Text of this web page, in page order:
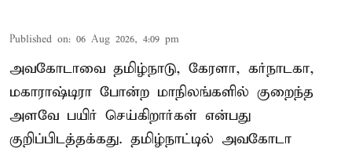
Published on: 06 Aug 2026, 4:09 pm
அவகோடாவை தமிழ்நாடு, கேரளா, கர்நாடகா,
மகாராஷ்டிரா போன்ற மாநிலங்களில் குறைந்த
அளவே பயிர் செய்கிறார்கள் என்பது
குறிப்பிடத்தக்கது. தமிழ்நாட்டில் அவகோடா